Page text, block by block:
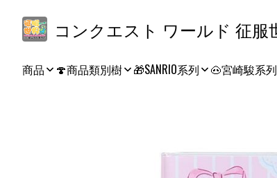
商品 🍄商品類別樹 🎁SANRIO系列 🐽宮崎駿系列